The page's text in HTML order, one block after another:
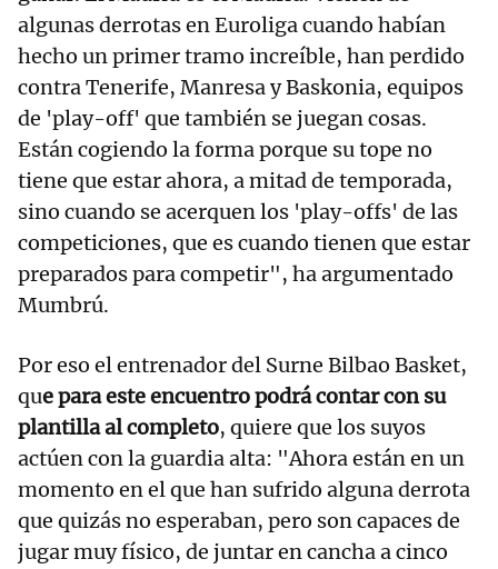
algunas derrotas en Euroliga cuando habían
hecho un primer tramo increíble, han perdido
contra Tenerife, Manresa y Baskonia, equipos
de 'play-off' que también se juegan cosas.
Están cogiendo la forma porque su tope no
tiene que estar ahora, a mitad de temporada,
sino cuando se acerquen los 'play-offs' de las
competiciones, que es cuando tienen que estar
preparados para competir", ha argumentado
Mumbrú.
Por eso el entrenador del Surne Bilbao Basket,
que para este encuentro podrá contar con su
plantilla al completo, quiere que los suyos
actúen con la guardia alta: "Ahora están en un
momento en el que han sufrido alguna derrota
que quizás no esperaban, pero son capaces de
jugar muy físico, de juntar en cancha a cinco